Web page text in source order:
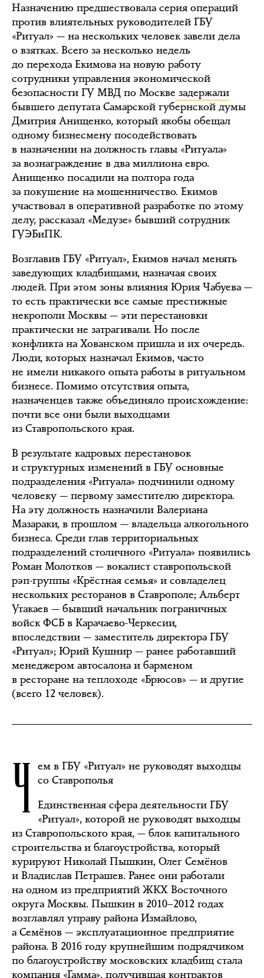
Назначению предшествовала серия операций
против влиятельных руководителей ГБУ
«Ритуал» — на нескольких человек завели дела
о взятках. Всего за несколько недель
до перехода Екимова на новую работу
сотрудники управления экономической
безопасности ГУ МВД по Москве задержали
бывшего депутата Самарской губернской думы
Дмитрия Анищенко, который якобы обещал
одному бизнесмену посодействовать
в назначении на должность главы «Ритуала»
за вознаграждение в два миллиона евро.
Анищенко посадили на полтора года
за покушение на мошенничество. Екимов
участвовал в оперативной разработке по этому
делу, рассказал «Медузе» бывший сотрудник
ГУЭБиПК.
Возглавив ГБУ «Ритуал», Екимов начал менять
заведующих кладбищами, назначая своих
людей. При этом зоны влияния Юрия Чабуева —
то есть практически все самые престижные
некрополи Москвы — эти перестановки
практически не затрагивали. Но после
конфликта на Хованском пришла и их очередь.
Люди, которых назначал Екимов, часто
не имели никакого опыта работы в ритуальном
бизнесе. Помимо отсутствия опыта,
назначенцев также объединяло происхождение:
почти все они были выходцами
из Ставропольского края.
В результате кадровых перестановок
и структурных изменений в ГБУ основные
подразделения «Ритуала» подчинили одному
человеку — первому заместителю директора.
На эту должность назначили Валериана
Мазараки, в прошлом — владельца алкогольного
бизнеса. Среди глав территориальных
подразделений столичного «Ритуала» появились
Роман Молотков — вокалист ставропольской
рэп-группы «Крёстная семья» и совладелец
нескольких ресторанов в Ставрополе; Альберт
Утакаев — бывший начальник пограничных
войск ФСБ в Карачаево-Черкесии,
впоследствии — заместитель директора ГБУ
«Ритуал»; Юрий Кушнир — ранее работавший
менеджером автосалона и барменом
в ресторане на теплоходе «Брюсов» — и другие
(всего 12 человек).
Ч ем в ГБУ «Ритуал» не руководят выходцы
со Ставрополья
Единственная сфера деятельности ГБУ
«Ритуал», которой не руководят выходцы
из Ставропольского края, — блок капитального
строительства и благоустройства, который
курируют Николай Пышкин, Олег Семёнов
и Владислав Петрашев. Ранее они работали
на одном из предприятий ЖКХ Восточного
округа Москвы. Пышкин в 2010–2012 годах
возглавлял управу района Измайлово,
а Семёнов — эксплуатационное предприятие
района. В 2016 году крупнейшим подрядчиком
по благоустройству московских кладбищ стала
компания «Гамма», получившая контрактов